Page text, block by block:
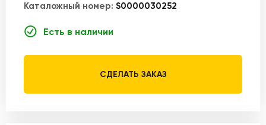
Каталожный номер: S0000030252
Есть в наличии
СДЕЛАТЬ ЗАКАЗ